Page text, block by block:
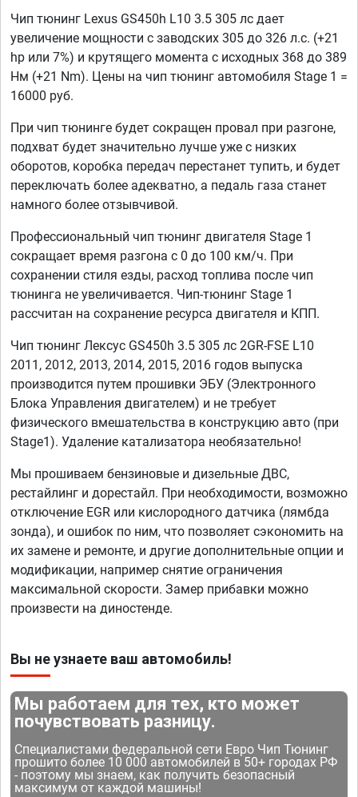
Чип тюнинг Lexus GS450h L10 3.5 305 лс дает
увеличение мощности с заводских 305 до 326 л.с. (+21
hp или 7%) и крутящего момента с исходных 368 до 389
Нм (+21 Nm). Цены на чип тюнинг автомобиля Stage 1 =
16000 руб.
При чип тюнинге будет сокращен провал при разгоне,
подхват будет значительно лучше уже с низких
оборотов, коробка передач перестанет тупить, и будет
переключать более адекватно, а педаль газа станет
намного более отзывчивой.
Профессиональный чип тюнинг двигателя Stage 1
сокращает время разгона с 0 до 100 км/ч. При
сохранении стиля езды, расход топлива после чип
тюнинга не увеличивается. Чип-тюнинг Stage 1
рассчитан на сохранение ресурса двигателя и КПП.
Чип тюнинг Лексус GS450h 3.5 305 лс 2GR-FSE L10
2011, 2012, 2013, 2014, 2015, 2016 годов выпуска
производится путем прошивки ЭБУ (Электронного
Блока Управления двигателем) и не требует
физического вмешательства в конструкцию авто (при
Stage1). Удаление катализатора необязательно!
Мы прошиваем бензиновые и дизельные ДВС,
рестайлинг и дорестайл. При необходимости, возможно
отключение EGR или кислородного датчика (лямбда
зонда), и ошибок по ним, что позволяет сэкономить на
их замене и ремонте, и другие дополнительные опции и
модификации, например снятие ограничения
максимальной скорости. Замер прибавки можно
произвести на диностенде.
Вы не узнаете ваш автомобиль!
Мы работаем для тех, кто может
почувствовать разницу.
Специалистами федеральной сети Евро Чип Тюнинг
прошито более 10 000 автомобилей в 50+ городах РФ
- поэтому мы знаем, как получить безопасный
максимум от каждой машины!